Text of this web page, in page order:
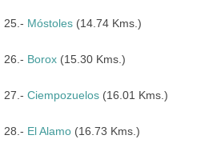
25.- Móstoles (14.74 Kms.)
26.- Borox (15.30 Kms.)
27.- Ciempozuelos (16.01 Kms.)
28.- El Alamo (16.73 Kms.)